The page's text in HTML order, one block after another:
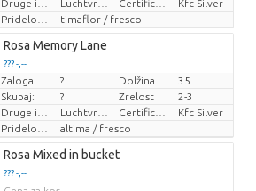
Luchtvracht
Kfc Silver
timaflor / fresco
Rosa Memory Lane
??? -,--
Cena za kos
Zaloga ? Dolžina
35
Skupaj:
? Zrelost
2-3
Luchtvracht
Kfc Silver
altima / fresco
Rosa Mixed in bucket
??? -,--